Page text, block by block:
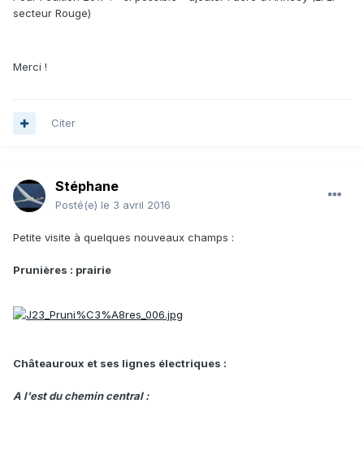
secteur Rouge)
Merci !
Citer
Stéphane
Posté(e) le 3 avril 2016
Petite visite à quelques nouveaux champs :
Prunières : prairie
Châteauroux et ses lignes électriques :
A l'est du chemin central :